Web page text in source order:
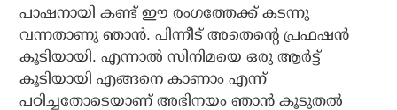
പാഷനായി കണ്ട് ഈ രംഗത്തേക്ക് കടന്നു
വന്നതാണു ഞാൻ. പിന്നീട് അതെന്റെ പ്രഫഷൻ
കൂടിയായി. എന്നാൽ സിനിമയെ ഒരു ആർട്ട്
കൂടിയായി എങ്ങനെ കാണാം എന്ന്
പഠിച്ചതോടെയാണ് അഭിനയം ഞാൻ കൂടുതൽ